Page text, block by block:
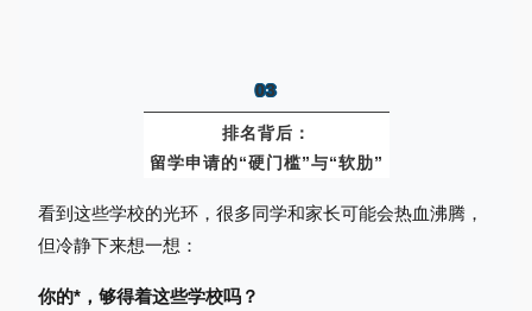
03
排名背后：
留学申请的“硬门槛”与“软肋”
看到这些学校的光环，很多同学和家长可能会热血沸腾，
但冷静下来想一想：
你的*，够得着这些学校吗？